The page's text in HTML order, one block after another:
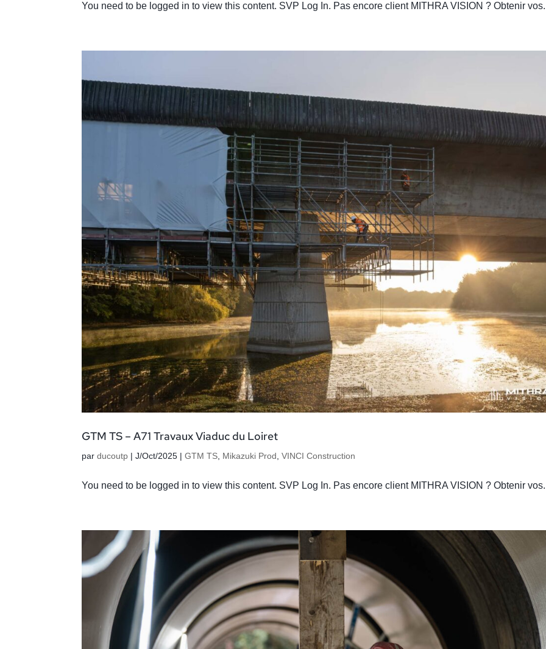
You need to be logged in to view this content. SVP Log In. Pas encore client MITHRA VISION ? Obtenir
GTM TS – A71 Travaux Viaduc du Loiret
parducoutp |J/Oct/2025 |GTM TS Mikazuki Prod ,VINCI Construction
You need to be logged in to view this content. SVP Log In. Pas encore client MITHRA VISION ? Obtenir